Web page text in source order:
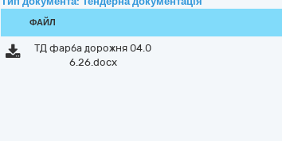
ФАЙЛ
ТД фарба дорожня 04.0
6.26.docx